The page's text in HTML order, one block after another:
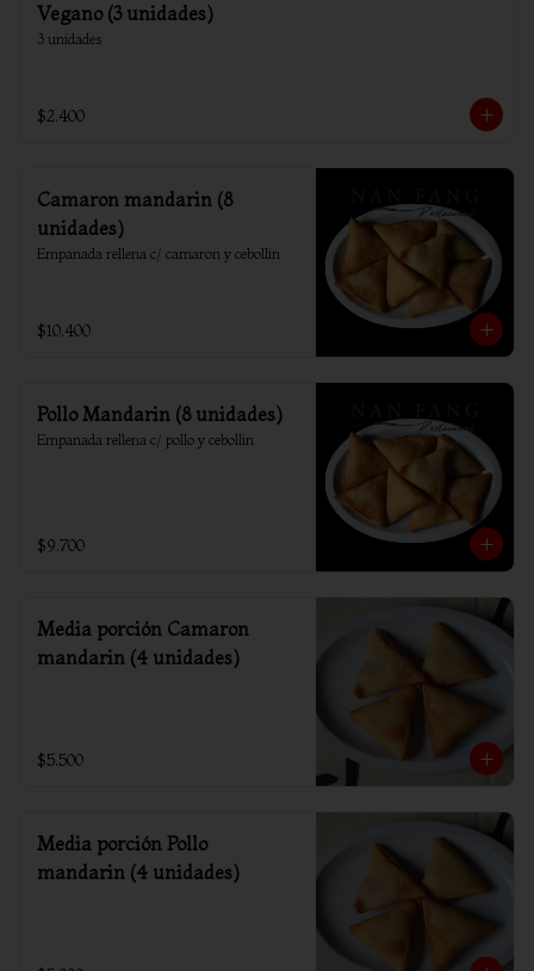
Vegano (3 unidades)
3 unidades
$2.400
Camaron mandarin (8
unidades)
Empanada rellena c/ camaron y cebollin
$10.400
Pollo Mandarin (8 unidades)
Empanada rellena c/ pollo y cebollin
$9.700
Media porción Camaron
mandarin (4 unidades)
$5.500
Media porción Pollo
mandarin (4 unidades)